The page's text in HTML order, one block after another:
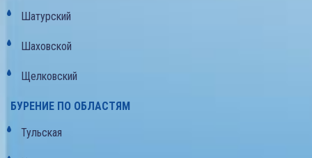
Шатурский
Шаховской
Щелковский
БУРЕНИЕ ПО ОБЛАСТЯМ
Тульская